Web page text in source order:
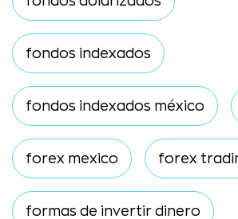
fondos indexados
fondos indexados méxico
forex mexico forex
formas de invertir dinero